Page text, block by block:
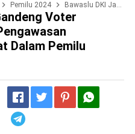
Pemilu 2024 Bawaslu DKI Jakarta Gandeng Voter Indonesia Sosialisasi pengawasan Partisipatif Masyarakat Dalam Pemilu Serentak 2024
Voter
Dalam Pemilu